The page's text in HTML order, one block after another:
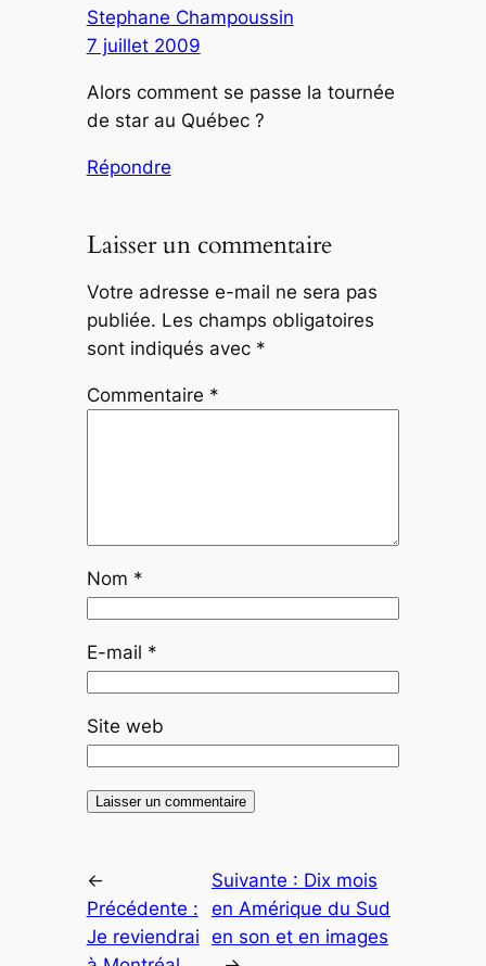
Stephane Champoussin
7 juillet 2009
Alors comment se passe la tournée
de star au Québec ?
Répondre
Laisser un commentaire
Votre adresse e-mail ne sera pas
publiée. Les champs obligatoires
sont indiqués avec *
Commentaire *
Nom *
E-mail *
Site web
←
Précédente :
Je reviendrai
Suivante : Dix mois
en Amérique du Sud
en son et en images